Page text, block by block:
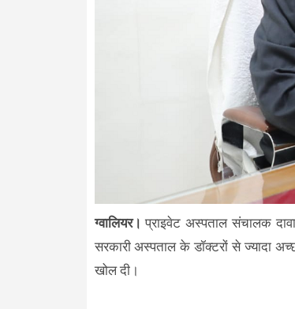
ग्वालियर। प्राइवेट अस्पताल संचालक
सरकारी अस्पताल के डॉक्टरों से ज्यादा
खोल दी।